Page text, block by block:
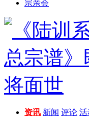
宗亲会
资讯 新闻 评论 活